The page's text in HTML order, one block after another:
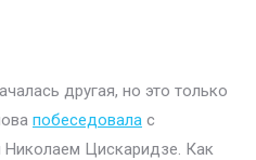
другая, но это только
побеседовала с
Цискаридзе. Как